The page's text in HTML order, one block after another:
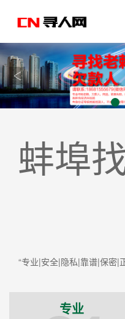
蚌埠
“专业|安全|隐私|靠谱|保密|
专业